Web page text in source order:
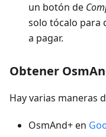
un botón de
solo tócalo para
a pagar.
Obtener
Hay varias maneras
OsmAnd+ en